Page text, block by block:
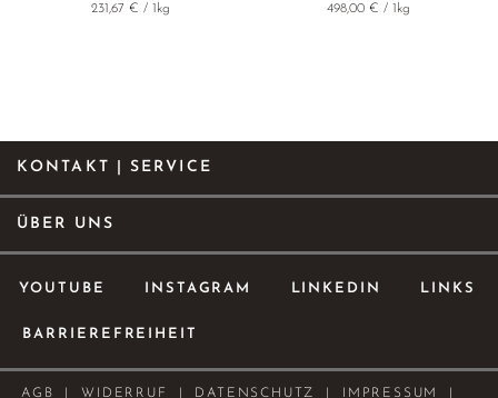
231,67 € / 1kg 498,00 € / 1kg
KONTAKT | SERVICE
AGB WIDERRUF DATENSCHUTZ IMPRESSUM
ÜBER UNS
YOUTUBE INSTAGRAM LINKEDIN LINKS
BARRIEREFREIHEIT